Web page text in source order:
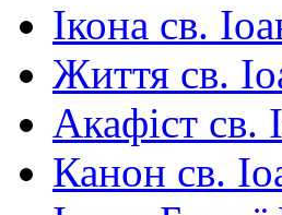
Ікона св.
Життя св.
Акафіст св.
Канон св.